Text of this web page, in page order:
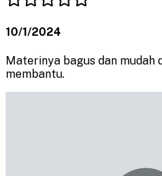
10/1/2024
Materinya bagus dan mudah
membantu.